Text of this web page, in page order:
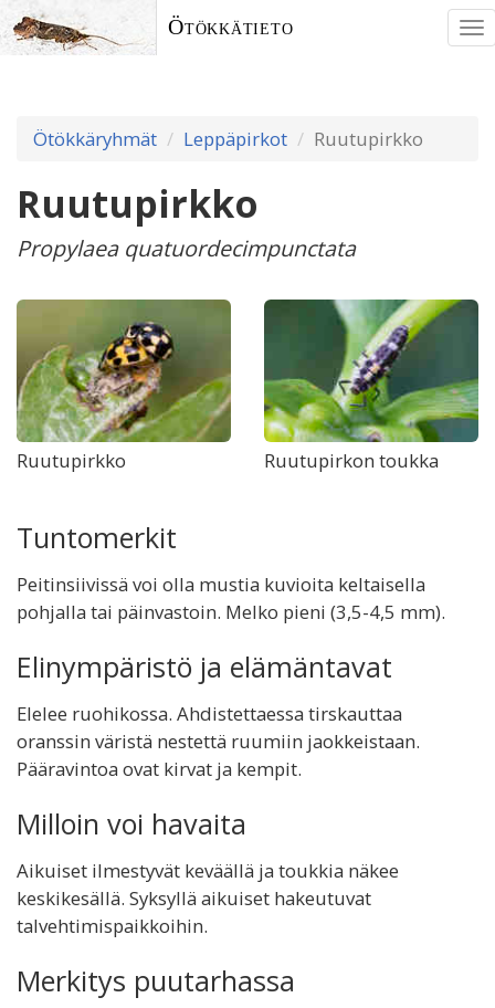
Ötökkätieto
Ötökkäryhmät Leppäpirkot Ruutupirkko
Ruutupirkko
Propylaea quatuordecimpunctata
Ruutupirkko Ruutupirkon toukka
Tuntomerkit
Peitinsiivissä voi olla mustia kuvioita keltaisella
pohjalla tai päinvastoin. Melko pieni (3,5-4,5 mm).
Elinympäristö ja elämäntavat
Elelee ruohikossa. Ahdistettaessa tirskauttaa
oranssin väristä nestettä ruumiin jaokkeistaan.
Pääravintoa ovat kirvat ja kempit.
Milloin voi havaita
Aikuiset ilmestyvät keväällä ja toukkia näkee
keskikesällä. Syksyllä aikuiset hakeutuvat
talvehtimispaikkoihin.
Merkitys puutarhassa